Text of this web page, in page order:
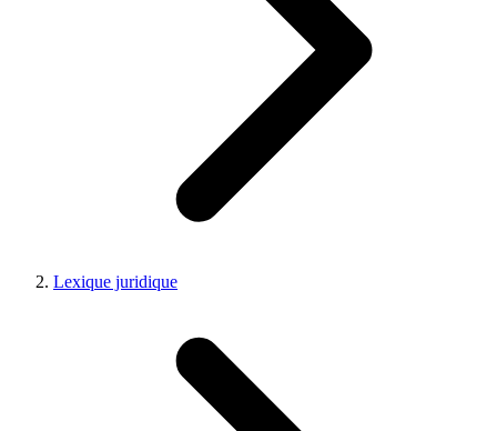
Lexique juridique